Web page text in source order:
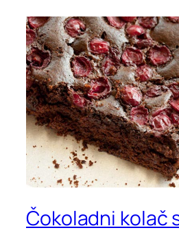
Čokoladni kolač